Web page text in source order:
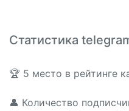
Статистика
🏆 5 место в рейтинге
👤 Количество